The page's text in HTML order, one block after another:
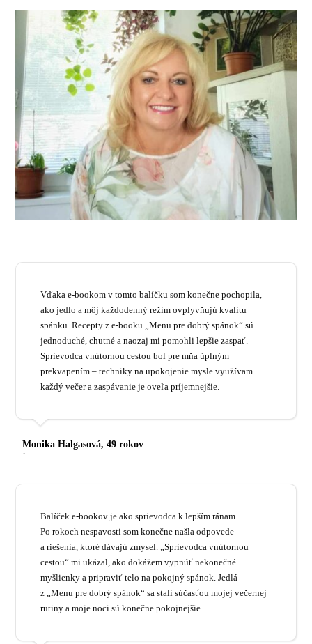
Vďaka e-bookom v tomto balíčku som konečne pochopila,
ako jedlo a môj každodenný režim ovplyvňujú kvalitu
spánku. Recepty z e-booku „Menu pre dobrý spánok“ sú
jednoduché, chutné a naozaj mi pomohli lepšie zaspať.
Sprievodca vnútornou cestou bol pre mňa úplným
prekvapením – techniky na upokojenie mysle využívam
každý večer a zaspávanie je oveľa príjemnejšie.
Monika Halgasová, 49 rokov
´
Balíček e-bookov je ako sprievodca k lepším ránam.
Po rokoch nespavosti som konečne našla odpovede
a riešenia, ktoré dávajú zmysel. „Sprievodca vnútornou
cestou“ mi ukázal, ako dokážem vypnúť nekonečné
myšlienky a pripraviť telo na pokojný spánok. Jedlá
z „Menu pre dobrý spánok“ sa stali súčasťou mojej večernej
rutiny a moje noci sú konečne pokojnejšie.